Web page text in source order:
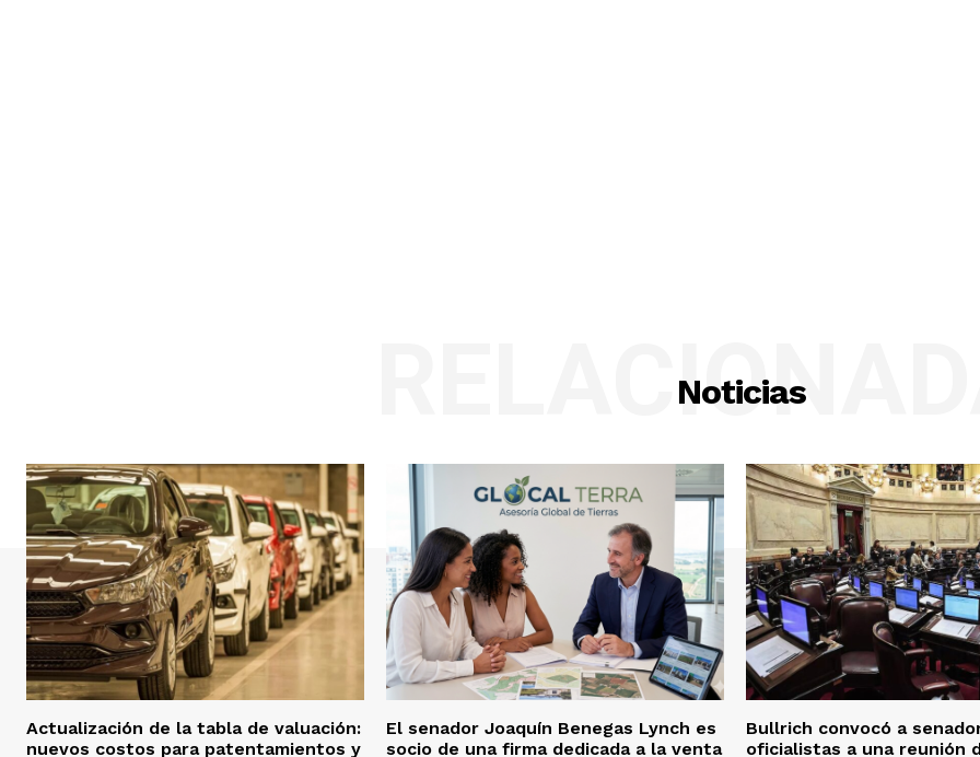
Noticias
Actualización de la tabla de valuación:
nuevos costos para patentamientos y
El senador Joaquín Benegas Lynch es
socio de una firma dedicada a la venta
Bullrich convocó a
oficialistas a una reunión